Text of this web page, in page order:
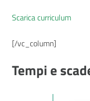
Scarica curriculum
[/vc_column]
Tempi e